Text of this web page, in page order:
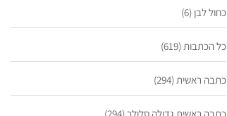
כחול לבן (6)
כל הכתבות(619)
כתבה ראשית(294)